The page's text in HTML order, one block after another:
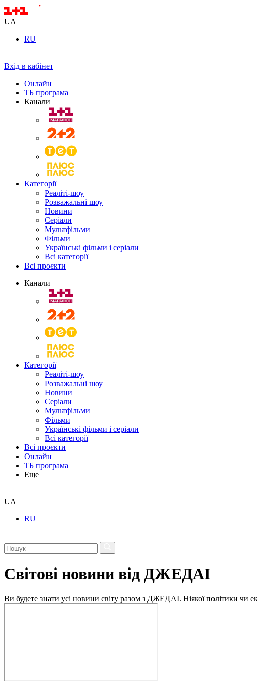
UA
RU
Вхід в кабінет
Онлайн
ТБ програма
Канали
Категорії
Реаліті-шоу
Розважальні шоу
Новини
Серіали
Мультфільми
Фільми
Українські фільми і серіали
Всі категорії
Всі проєкти
Канали
Категорії
Реаліті-шоу
Розважальні шоу
Новини
Серіали
Мультфільми
Фільми
Українські фільми і серіали
Всі категорії
Всі проєкти
Онлайн
ТБ програма
Еще
UA
RU
Світові новини від ДЖЕДАІ
Ви будете знати усі новини світу разом з ДЖЕДАІ. Ніякої політики чи